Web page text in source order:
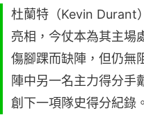
杜蘭特（Kevin Durant
亮相，今仗本為其主場
傷腳踝而缺陣，但仍無
陣中另一名主力得分
創下一項隊史得分紀錄。